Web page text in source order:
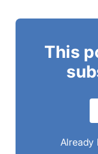
This
Already